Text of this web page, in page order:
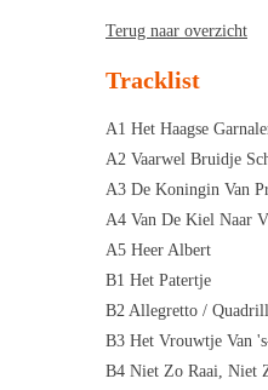
Terug naar overzicht
Tracklist
A1 Het Haagse
A2 Vaarwel Bruidje
A3 De Koningin Van
A4 Van De Kiel Naar
A5 Heer Albert
B1 Het Patertje
B2 Allegretto /
B3 Het Vrouwtje Van
B4 Niet Zo Raai, Niet